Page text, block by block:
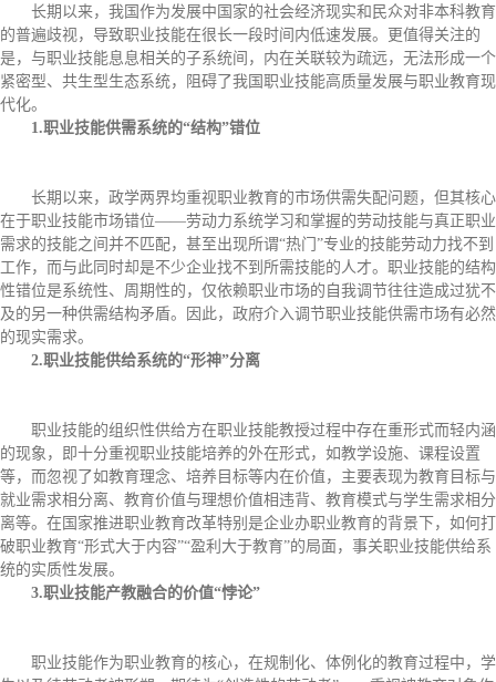
长期以来，我国作为发展中国家的社会经济现实和民众对非本科教育
的普遍歧视，导致职业技能在很长一段时间内低速发展。更值得关注的
是，与职业技能息息相关的子系统间，内在关联较为疏远，无法形成一个
紧密型、共生型生态系统，阻碍了我国职业技能高质量发展与职业教育现
代化。
1.职业技能供需系统的“结构”错位
长期以来，政学两界均重视职业教育的市场供需失配问题，但其核心
在于职业技能市场错位——劳动力系统学习和掌握的劳动技能与真正职业
需求的技能之间并不匹配，甚至出现所谓“热门”专业的技能劳动力找不到
工作，而与此同时却是不少企业找不到所需技能的人才。职业技能的结构
性错位是系统性、周期性的，仅依赖职业市场的自我调节往往造成过犹不
及的另一种供需结构矛盾。因此，政府介入调节职业技能供需市场有必然
的现实需求。
2.职业技能供给系统的“形神”分离
职业技能的组织性供给方在职业技能教授过程中存在重形式而轻内涵
的现象，即十分重视职业技能培养的外在形式，如教学设施、课程设置
等，而忽视了如教育理念、培养目标等内在价值，主要表现为教育目标与
就业需求相分离、教育价值与理想价值相违背、教育模式与学生需求相分
离等。在国家推进职业教育改革特别是企业办职业教育的背景下，如何打
破职业教育“形式大于内容”“盈利大于教育”的局面，事关职业技能供给系
统的实质性发展。
3.职业技能产教融合的价值“悖论”
职业技能作为职业教育的核心，在规制化、体例化的教育过程中，学